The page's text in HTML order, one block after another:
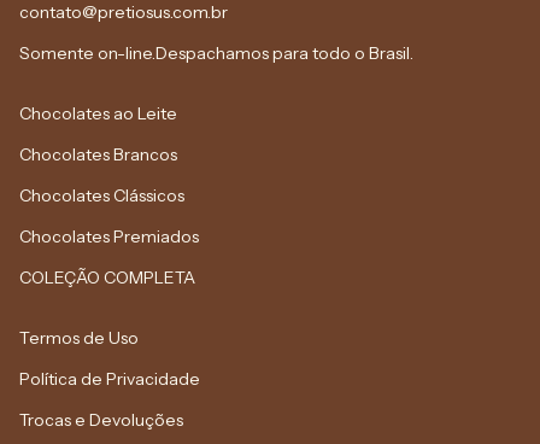
contato@pretiosus.com.br
Somente on-line.Despachamos para todo o Brasil.
Chocolates ao Leite
Chocolates Brancos
Chocolates Clássicos
Chocolates Premiados
COLEÇÃO COMPLETA
Termos de Uso
Política de Privacidade
Trocas e Devoluções